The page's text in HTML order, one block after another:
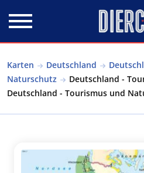
Karten Deutschland
Naturschutz
Deutschland -
Deutschland - Tourismus und